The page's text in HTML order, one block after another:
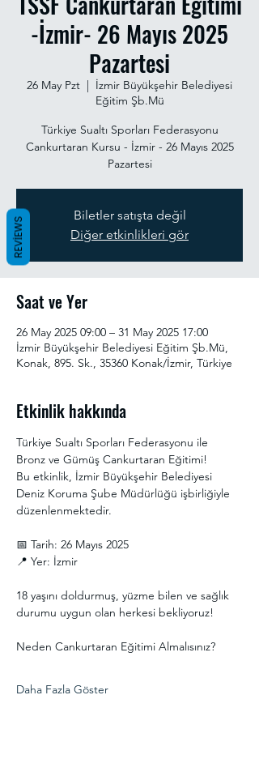
-İzmir- 26 Mayıs 2025
Pazartesi
26 May Pzt
  |
İzmir Büyükşehir Belediyesi
Eğitim Şb.Mü
Türkiye Sualtı Sporları Federasyonu
Cankurtaran Kursu - İzmir - 26 Mayıs 2025
Pazartesi
Biletler satışta değil
Diğer etkinlikleri gör
Saat ve Yer
26 May 2025 09:00 – 31 May 2025 17:00
İzmir Büyükşehir Belediyesi Eğitim Şb.Mü,
Konak, 895. Sk., 35360 Konak/İzmir, Türkiye
Etkinlik hakkında
Türkiye Sualtı Sporları Federasyonu ile
Bronz ve Gümüş Cankurtaran Eğitimi!
Bu etkinlik, İzmir Büyükşehir Belediyesi
Deniz Koruma Şube Müdürlüğü işbirliğiyle
düzenlenmektedir.
📅 Tarih: 26 Mayıs 2025
📍 Yer: İzmir
18 yaşını doldurmuş, yüzme bilen ve sağlık
durumu uygun olan herkesi bekliyoruz!
Neden Cankurtaran Eğitimi Almalısınız?
Daha Fazla Göster
REVIEWS